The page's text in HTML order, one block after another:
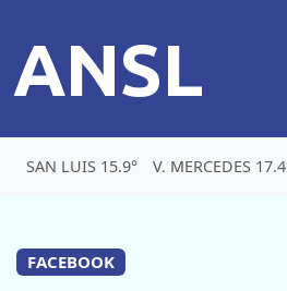
ANSL
SAN LUIS 15.9° V. MERCEDES
FACEBOOK